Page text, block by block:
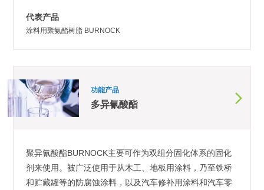
代表产品
涂料用聚氨酯树脂 BURNOCK
功能产品
多异氰酸酯
聚异氰酸酯BURNOCK主要可作为双组分固化体系的固化
剂来使用。被广泛使用于从木工、地板用涂料，乃至铁桥
和贮藏罐等的防腐蚀涂料，以及汽车修补用涂料和汽车零